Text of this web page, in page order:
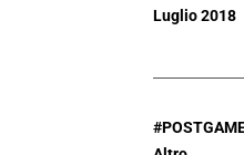
Luglio 2018